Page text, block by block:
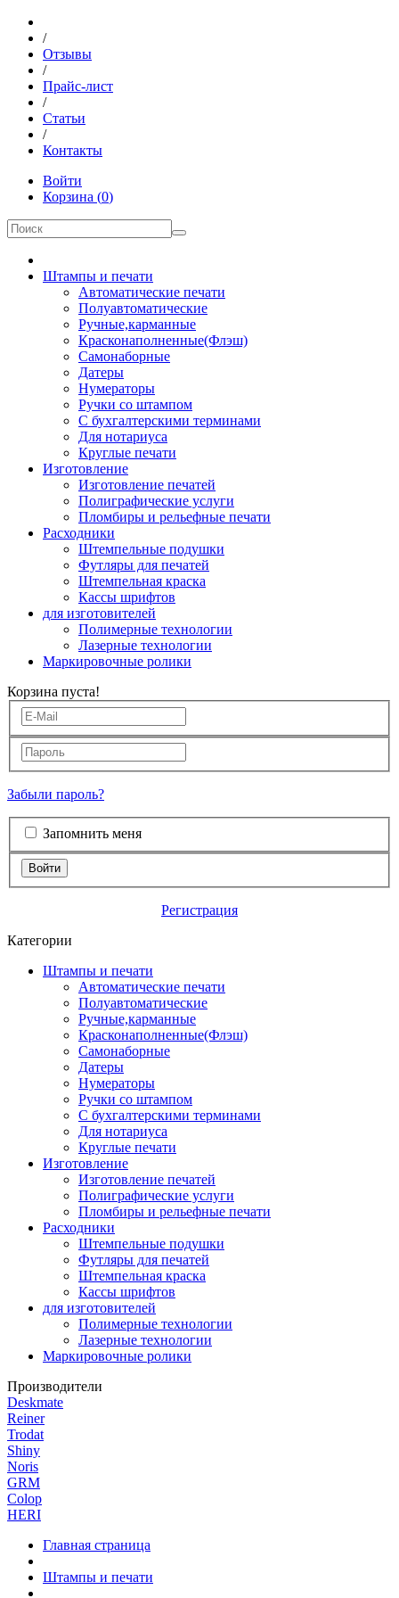
/
Отзывы
/
Прайс-лист
/
Статьи
/
Контакты
Войти
Корзина (0)
Штампы и печати
Автоматические печати
Полуавтоматические
Ручные,карманные
Красконаполненные(Флэш)
Самонаборные
Датеры
Нумераторы
Ручки со штампом
С бухгалтерскими терминами
Для нотариуса
Круглые печати
Изготовление
Изготовление печатей
Полиграфические услуги
Пломбиры и рельефные печати
Расходники
Штемпельные подушки
Футляры для печатей
Штемпельная краска
Кассы шрифтов
для изготовителей
Полимерные технологии
Лазерные технологии
Маркировочные ролики
Корзина пуста!
Забыли пароль?
Запомнить меня
Войти
Регистрация
Категории
Штампы и печати
Автоматические печати
Полуавтоматические
Ручные,карманные
Красконаполненные(Флэш)
Самонаборные
Датеры
Нумераторы
Ручки со штампом
С бухгалтерскими терминами
Для нотариуса
Круглые печати
Изготовление
Изготовление печатей
Полиграфические услуги
Пломбиры и рельефные печати
Расходники
Штемпельные подушки
Футляры для печатей
Штемпельная краска
Кассы шрифтов
для изготовителей
Полимерные технологии
Лазерные технологии
Маркировочные ролики
Производители
Deskmate
Reiner
Trodat
Shiny
Noris
GRM
Colop
HERI
Главная страница
Штампы и печати